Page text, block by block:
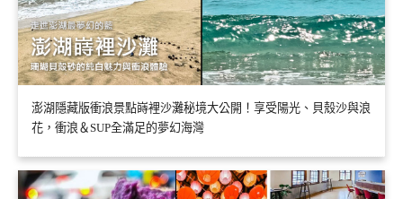
澎湖隱藏版衝浪景點嵵裡沙灘秘境大公開！享受陽光、貝殼沙與浪
花，衝浪＆SUP全滿足的夢幻海灣